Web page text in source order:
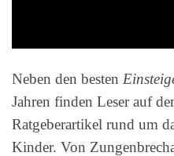
Neben den besten
Jahren finden Leser auf
Ratgeberartikel rund um
Kinder. Von